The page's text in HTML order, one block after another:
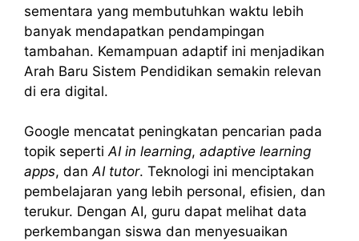
sementara yang membutuhkan waktu lebih
banyak mendapatkan pendampingan
tambahan. Kemampuan adaptif ini menjadikan
Arah Baru Sistem Pendidikan semakin relevan
di era digital.
Google mencatat peningkatan pencarian pada
topik sepertiAI in learning, adaptive learning
apps, danAI tutor. Teknologi ini menciptakan
pembelajaran yang lebih personal, efisien, dan
terukur. Dengan AI, guru dapat melihat data
perkembangan siswa dan menyesuaikan